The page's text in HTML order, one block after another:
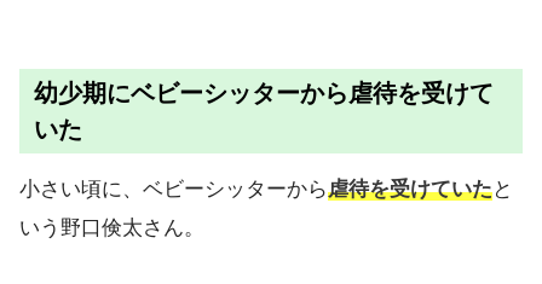
幼少期にベビーシッターから虐待を受けて
いた
小さい頃に、ベビーシッターから虐待を受けていたと
いう野口倹太さん。